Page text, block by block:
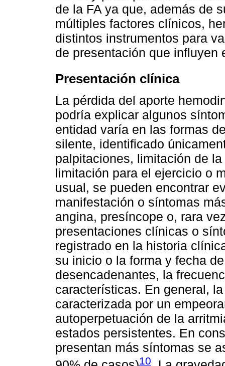
de la FA ya que, además de
múltiples factores clínicos,
distintos instrumentos para
de presentación que influyen
Presentación clínica
La pérdida del aporte
podría explicar algunos
entidad varía en las formas
silente, identificado
palpitaciones, limitación de
limitación para el ejercicio o
usual, se pueden encontrar
manifestación o síntomas
angina, presíncope o, rara
presentaciones clínicas o
registrado en la historia
su inicio o la forma y fecha
desencadenantes, la
características. En general,
caracterizada por un
autoperpetuación de la
estados persistentes. En
presentan más síntomas se
10